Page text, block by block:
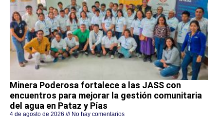
Minera Poderosa fortalece a las JASS con
encuentros para mejorar la gestión comunitaria
del agua en Pataz y Pías
4 de agosto de 2026 No hay comentarios